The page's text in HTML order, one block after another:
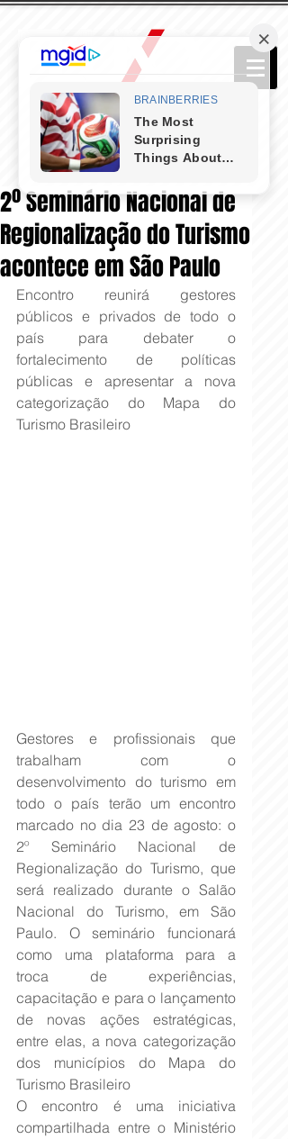
2º Seminário Nacional de
Regionalização do Turismo
acontece em São Paulo
Encontro reunirá gestores
públicos e privados de todo o
país para debater o
fortalecimento de políticas
públicas e apresentar a nova
categorização do Mapa do
Turismo Brasileiro
Gestores e profissionais que
trabalham com o
desenvolvimento do turismo em
todo o país terão um encontro
marcado no dia 23 de agosto: o
2º Seminário Nacional de
Regionalização do Turismo, que
será realizado durante o Salão
Nacional do Turismo, em São
Paulo. O seminário funcionará
como uma plataforma para a
troca de experiências,
capacitação e para o lançamento
de novas ações estratégicas,
entre elas, a nova categorização
dos municípios do Mapa do
Turismo Brasileiro
O encontro é uma iniciativa
compartilhada entre o Ministério